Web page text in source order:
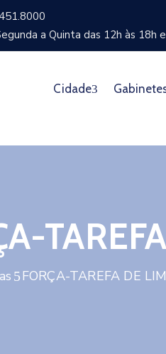
a Quinta das 12h às 18h
Cidade
FORÇA-TAREFA DE
de